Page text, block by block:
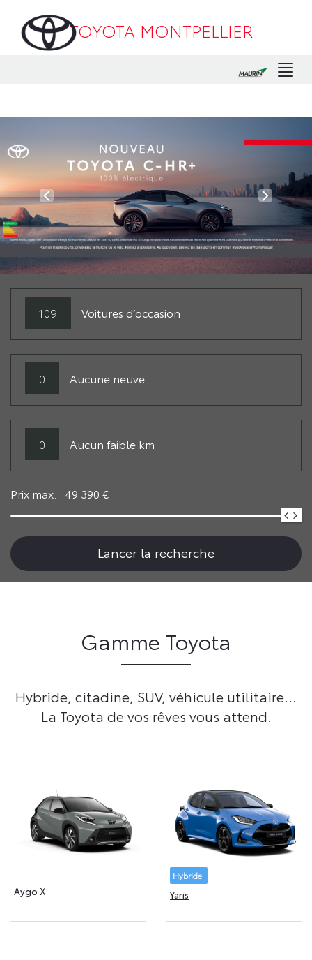
TOYOTA MONTPELLIER
109 Voitures d’occasion
0 Aucune neuve
0 Aucun faible km
Prix max. : 49 390 €
Lancer la recherche
Gamme Toyota
Hybride, citadine, SUV, véhicule utilitaire...
La Toyota de vos rêves vous attend.
Aygo X
Hybride
Yaris